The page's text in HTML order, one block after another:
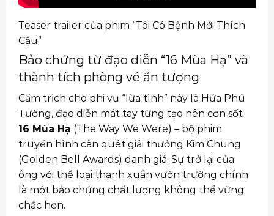
Teaser trailer của phim “Tôi Có Bệnh Mới Thích
Cậu”
Bảo chứng từ đạo diễn “16 Mùa Hạ” và
thành tích phòng vé ấn tượng
Cầm trịch cho phi vụ “lừa tình” này là Hứa Phú
Tường, đạo diễn mát tay từng tạo nên cơn sốt
16 Mùa Hạ (The Way We Were) – bộ phim
truyền hình càn quét giải thưởng Kim Chung
(Golden Bell Awards) danh giá. Sự trở lại của
ông với thể loại thanh xuân vườn trường chính
là một bảo chứng chất lượng không thể vững
chắc hơn.